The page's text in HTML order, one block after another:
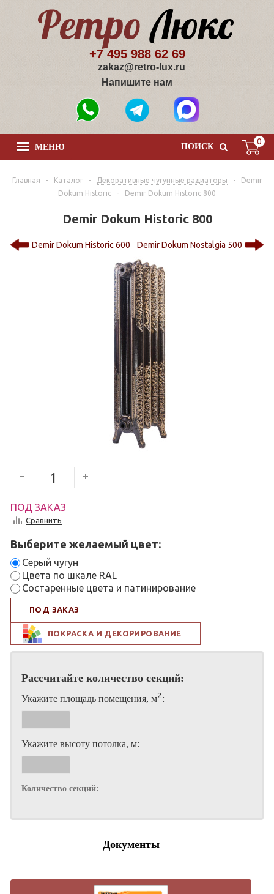
+7 495 988 62 69
zakaz@retro-lux.ru
Напишите нам
0
ПОИСК
МЕНЮ
Главная - Каталог - Декоративные чугунные радиаторы -
Demir
Dokum Historic
- Demir Dokum Historic 800
Demir Dokum Historic 800
Demir Dokum Historic 600 Demir Dokum Nostalgia 500
ПОД ЗАКАЗ
Сравнить
Выберите желаемый цвет:
Серый чугун
Цвета по шкале RAL
Состаренные цвета и патинирование
ПОД ЗАКАЗ
ПОКРАСКА И ДЕКОРИРОВАНИЕ
Рассчитайте количество секций:
Укажите площадь помещения, м2 :
Укажите высоту потолка, м:
Количество секций:
Документы